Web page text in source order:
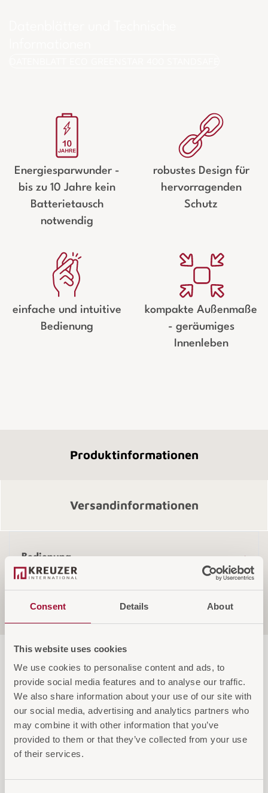
Consent Details About
This website uses cookies
We use cookies to personalise content and ads, to
provide social media features and to analyse our traffic.
We also share information about your use of our site with
our social media, advertising and analytics partners who
may combine it with other information that you’ve
provided to them or that they’ve collected from your use
of their services.
Energiesparwunder -
bis zu 10 Jahre kein
Batterietausch
notwendig
robustes Design für
hervorragenden
Schutz
einfache und intuitive
Bedienung
kompakte Außenmaße
- geräumiges
Innenleben
Produktinformationen
Versandinformationen
Bedienung
Sicherheit